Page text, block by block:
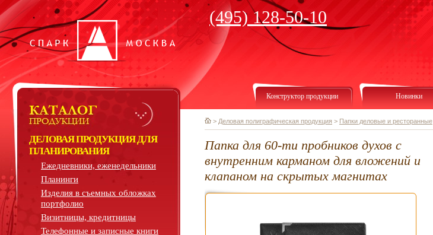
(495) 128-50-10
ДЕЛОВАЯ ПРОДУКЦИЯ ДЛЯ
ПЛАНИРОВАНИЯ
Ежедневники, еженедельники
Планинги
Изделия в съемных обложках
портфолио
Визитницы, кредитницы
Телефонные и записные книги
Конструктор продукции Новинки
> Деловая полиграфическая продукция > Папки деловые и ресторанные
Папка для 60-ти пробников духов с
внутренним карманом для вложений и
клапаном на скрытых магнитах